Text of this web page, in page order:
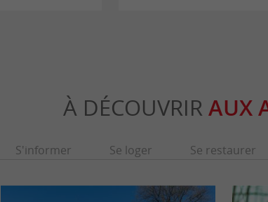
À DÉCOUVRIR AUX
S'informer Se loger Se restaurer